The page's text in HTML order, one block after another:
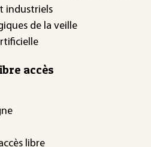
industriels
de la veille
accès
libre